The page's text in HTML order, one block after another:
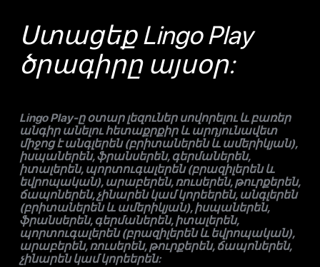
Ստացեք Lingo Play
ծրագիրը այսօր:
Lingo Play-ը օտար լեզուներ սովորելու և բառեր
անգիր անելու հետաքրքիր և արդյունավետ
միջոց է անգլերեն (բրիտաներեն և ամերիկյան),
իսպաներեն, ֆրանսերեն, գերմաներեն,
իտալերեն, պորտուգալերեն (բրազիլերեն և
եվրոպական), արաբերեն, ռուսերեն, թուրքերեն,
ճապոներեն, չինարեն կամ կորեերեն, անգլերեն
(բրիտաներեն և ամերիկյան), իսպաներեն,
ֆրանսերեն, գերմաներեն, իտալերեն,
պորտուգալերեն (բրազիլերեն և եվրոպական),
արաբերեն, ռուսերեն, թուրքերեն, ճապոներեն,
չինարեն կամ կորեերեն: